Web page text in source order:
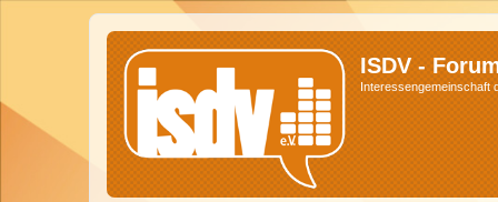
ISDV -
Interessengemeinschaft